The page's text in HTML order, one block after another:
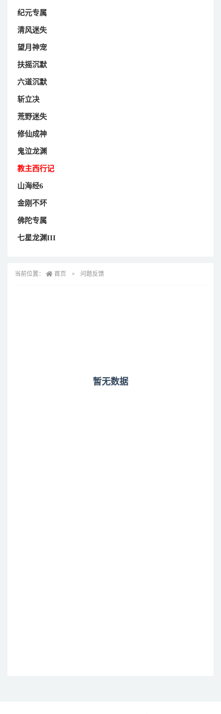
纪元专属
清风迷失
望月神宠
扶摇沉默
六道沉默
斩立决
荒野迷失
修仙成神
鬼泣龙渊
教主西行记
山海经6
金刚不坏
佛陀专属
七星龙渊III
当前位置： 首页 问题反馈
暂无数据